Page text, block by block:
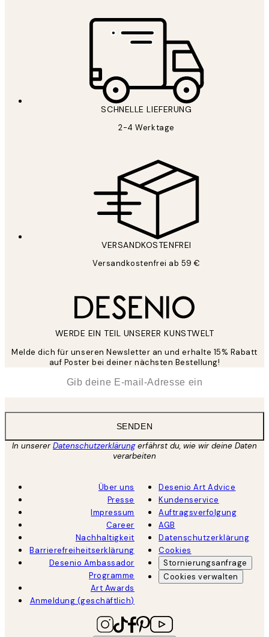
SCHNELLE LIEFERUNG
2-4 Werktage
VERSANDKOSTENFREI
Versandkostenfrei ab 59 €
WERDE EIN TEIL UNSERER KUNSTWELT
Melde dich für unseren Newsletter an und erhalte 15% Rabatt
auf Poster bei deiner nächsten Bestellung!
SENDEN
In unsererDatenschutzerklärungerfährst du, wie wir deine Daten
verarbeiten
Über uns
Presse
Impressum
Career
Nachhaltigkeit
Barrierefreiheitserklärung
Desenio Ambassador
Programme
Art Awards
Anmeldung (geschäftlich)
Desenio Art Advice
Kundenservice
Auftragsverfolgung
AGB
Datenschutzerklärung
Cookies
Stornierungsanfrage
Cookies verwalten